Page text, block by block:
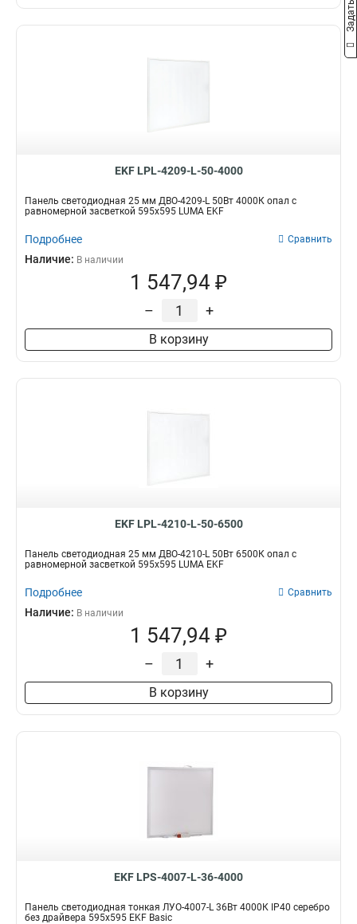
EKF LPL-4209-L-50-4000
Панель светодиодная 25 мм ДВО-4209-L 50Вт 4000К опал с
равномерной засветкой 595х595 LUMA EKF
Подробнее Сравнить
Наличие: В наличии
1 547,94 ₽
– +
В корзину
EKF LPL-4210-L-50-6500
Панель светодиодная 25 мм ДВО-4210-L 50Вт 6500К опал с
равномерной засветкой 595x595 LUMA EKF
Подробнее Сравнить
Наличие: В наличии
1 547,94 ₽
– +
В корзину
EKF LPS-4007-L-36-4000
Панель светодиодная тонкая ЛУО-4007-L 36Вт 4000К IP40 серебро
без драйвера 595х595 EKF Basic